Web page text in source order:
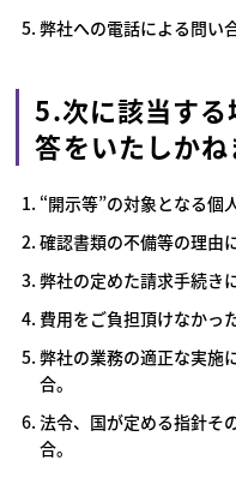
弊社への電話による問い
5.次に該当する
答をいたしかね
“開示等”の対象となる個
確認書類の不備等の理由
弊社の定めた請求手続き
費用をご負担頂けなかっ
弊社の業務の適正な実施
合。
法令、国が定める指針そ
合。